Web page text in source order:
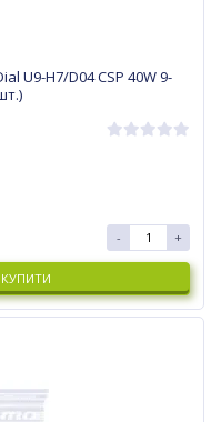
U9-H7/D04 CSP 40W 9-
- +